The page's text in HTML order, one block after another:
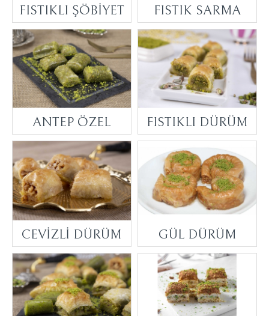
FISTIKLI ŞÖBİYET FISTIK SARMA
ANTEP ÖZEL FISTIKLI DÜRÜM
CEVİZLİ DÜRÜM GÜL DÜRÜM